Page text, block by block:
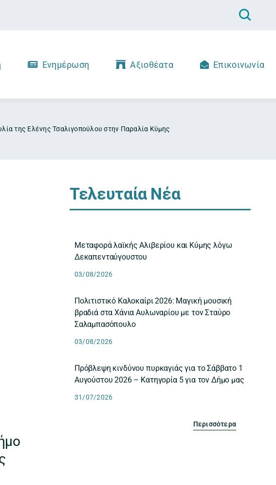
Ενημέρωση Αξιοθέατα Επικοινωνία
της Ελένης Τσαλιγοπούλου στην Παραλία Κύμης
Τελευταία Νέα
Μεταφορά λαϊκής Αλιβερίου και Κύμης λόγω
Δεκαπενταύγουστου
03/08/2026
Πολιτιστικό Καλοκαίρι 2026: Μαγική μουσική
βραδιά στα Χάνια Αυλωναρίου με τον Σταύρο
Σαλαμπασόπουλο
03/08/2026
Πρόβλεψη κινδύνου πυρκαγιάς για το Σάββατο 1
Αυγούστου 2026 – Κατηγορία 5 για τον Δήμο μας
31/07/2026
Περισσότερα